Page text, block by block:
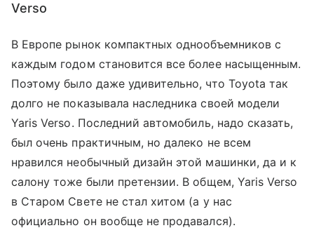
Verso
В Европе рынок компактных однообъемников с
каждым годом становится все более насыщенным.
Поэтому было даже удивительно, что Toyota так
долго не показывала наследника своей модели
Yaris Verso. Последний автомобиль, надо сказать,
был очень практичным, но далеко не всем
нравился необычный дизайн этой машинки, да и к
салону тоже были претензии. В общем, Yaris Verso
в Старом Свете не стал хитом (а у нас
официально он вообще не продавался).